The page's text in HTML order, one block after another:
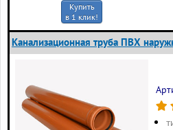
Купить
в 1 клик!
Канализационная труба ПВХ